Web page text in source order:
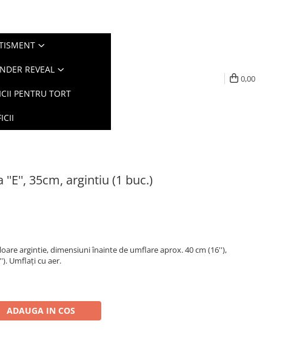
REVEAL
PENTRU TORT
0,00
''E'', 35cm, argintiu (1 buc.)
argintie, dimensiuni înainte de umflare aprox. 40 cm (16''),
Umflați cu aer.
ADAUGA IN COS